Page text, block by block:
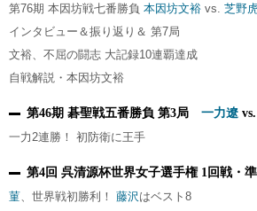
第76期 本因坊戦七番勝負 本因坊文裕 vs. 芝野
インタビュー＆振り返り＆ 第7局
文裕、不屈の闘志 大記録10連覇達成
自戦解説・本因坊文裕
第46期 碁聖戦五番勝負 第3局 一力遼
一力2連勝！ 初防衛に王手
第4回 呉清源杯世界女子選手権 1回戦・
菫 、世界戦初勝利！ 藤沢 はベスト8